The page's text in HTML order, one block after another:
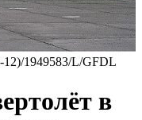
1949583/L/GFDL
в